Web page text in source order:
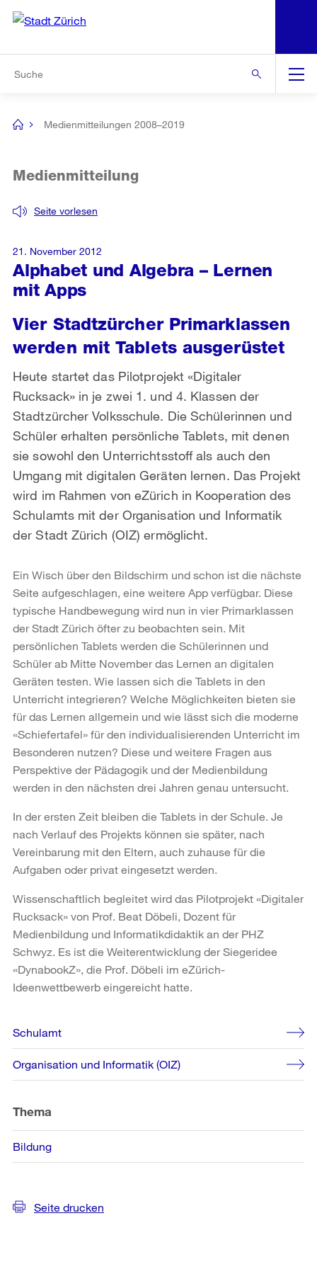
Navigation
[no
Medienmitteilungen 2008–2019
Alphabet und Algebra – Lernen
mit Apps
Seite vorlesen
Medienmitteilung
Vier Stadtzürcher Primarklassen
werden mit Tablets ausgerüstet
Heute startet das Pilotprojekt «Digitaler
Rucksack» in je zwei 1. und 4. Klassen der
Stadtzürcher Volksschule. Die Schülerinnen und
Schüler erhalten persönliche Tablets, mit denen
sie sowohl den Unterrichtsstoff als auch den
Umgang mit digitalen Geräten lernen. Das Projekt
wird im Rahmen von eZürich in Kooperation des
Schulamts mit der Organisation und Informatik
der Stadt Zürich (OIZ) ermöglicht.
21. November 2012
Ein Wisch über den Bildschirm und schon ist die nächste
Seite aufgeschlagen, eine weitere App verfügbar. Diese
typische Handbewegung wird nun in vier Primarklassen
der Stadt Zürich öfter zu beobachten sein. Mit
persönlichen Tablets werden die Schülerinnen und
Schüler ab Mitte November das Lernen an digitalen
Geräten testen. Wie lassen sich die Tablets in den
Unterricht integrieren? Welche Möglichkeiten bieten sie
für das Lernen allgemein und wie lässt sich die moderne
«Schiefertafel» für den individualisierenden Unterricht im
Besonderen nutzen? Diese und weitere Fragen aus
Perspektive der Pädagogik und der Medienbildung
werden in den nächsten drei Jahren genau untersucht.
In der ersten Zeit bleiben die Tablets in der Schule. Je
nach Verlauf des Projekts können sie später, nach
Vereinbarung mit den Eltern, auch zuhause für die
Aufgaben oder privat eingesetzt werden.
Wissenschaftlich begleitet wird das Pilotprojekt «Digitaler
Rucksack» von Prof. Beat Döbeli, Dozent für
Medienbildung und Informatikdidaktik an der PHZ
Schwyz. Es ist die Weiterentwicklung der Siegeridee
«DynabookZ», die Prof. Döbeli im eZürich-
Ideenwettbewerb eingereicht hatte.
Weitere
Informationen
Schulamt
Organisation und Informatik (OIZ)
Thema
Bildung
Seite drucken